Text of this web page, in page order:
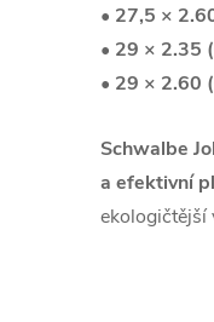
• 27,5 ×
• 29 × 2.35
• 29 × 2.60
Schwalbe
a efektivní
ekologičtější